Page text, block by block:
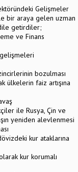
Gelişmeler
bir araya gelen uzman
getirdiler;
ve Finans
bozulması
ülkelerin faiz artışına
ile Rusya, Çin ve
yeniden alevlenmesi
kur ataklarına
kur korumalı